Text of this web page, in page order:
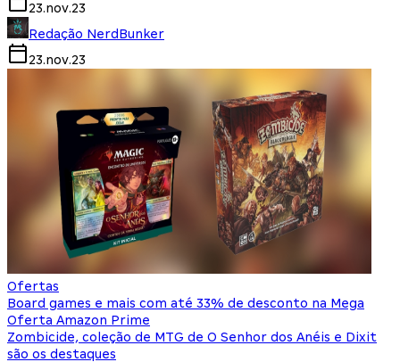
23.nov.23
Redação NerdBunker
23.nov.23
Ofertas
Board games e mais com até 33% de desconto na Mega
Oferta Amazon Prime
Zombicide, coleção de MTG de O Senhor dos Anéis e Dixit
são os destaques